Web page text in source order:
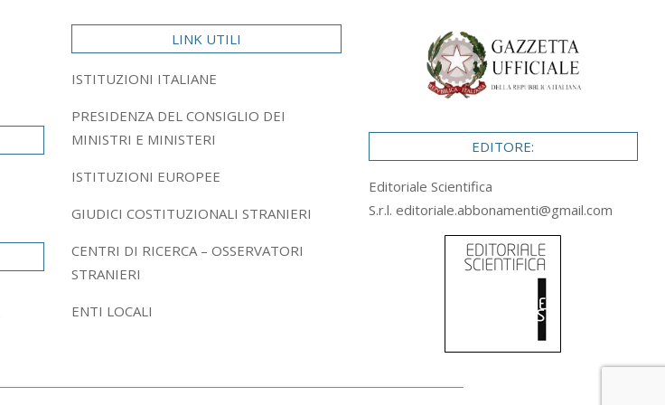
LINK UTILI
ISTITUZIONI ITALIANE
PRESIDENZA DEL CONSIGLIO DEI
MINISTRI E MINISTERI
ISTITUZIONI EUROPEE
GIUDICI COSTITUZIONALI STRANIERI
CENTRI DI RICERCA – OSSERVATORI
STRANIERI
ENTI LOCALI
EDITORE:
Editoriale Scientifica
S.r.l. editoriale.abbonamenti@gmail.com